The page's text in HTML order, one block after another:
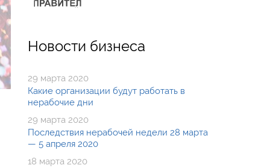
Новости бизнеса
29 марта 2020
Какие организации будут работать в
нерабочие дни
29 марта 2020
Последствия нерабочей недели 28 марта
— 5 апреля 2020
18 марта 2020